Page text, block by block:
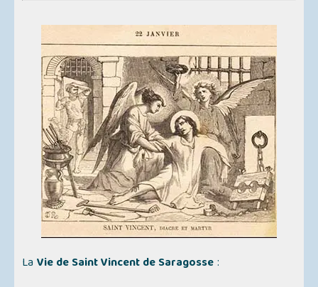
LaVie de Saint Vincent de Saragosse: